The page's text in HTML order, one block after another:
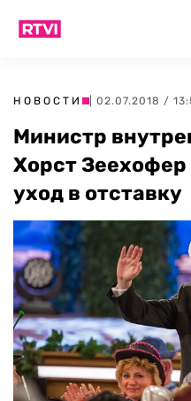
НОВОСТИ | 02.07.2018 /
Министр
Хорст
уход в отставку